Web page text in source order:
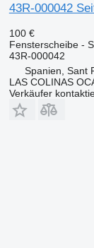
43R-000042
100 €
Fensterscheibe -
43R-000042
Spanien, Sant
LAS COLINAS
Verkäufer